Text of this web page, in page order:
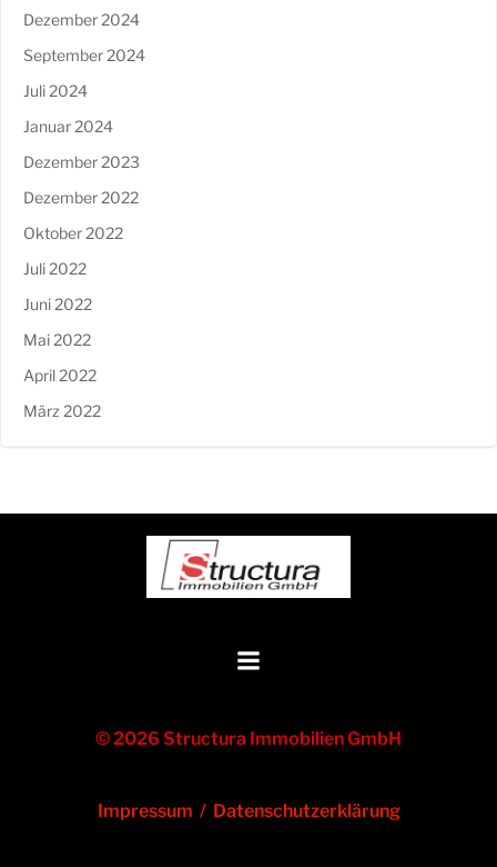
Dezember 2024
September 2024
Juli 2024
Januar 2024
Dezember 2023
Dezember 2022
Oktober 2022
Juli 2022
Juni 2022
Mai 2022
April 2022
März 2022
© 2026 Structura Immobilien GmbH
Impressum / Datenschutzerklärung